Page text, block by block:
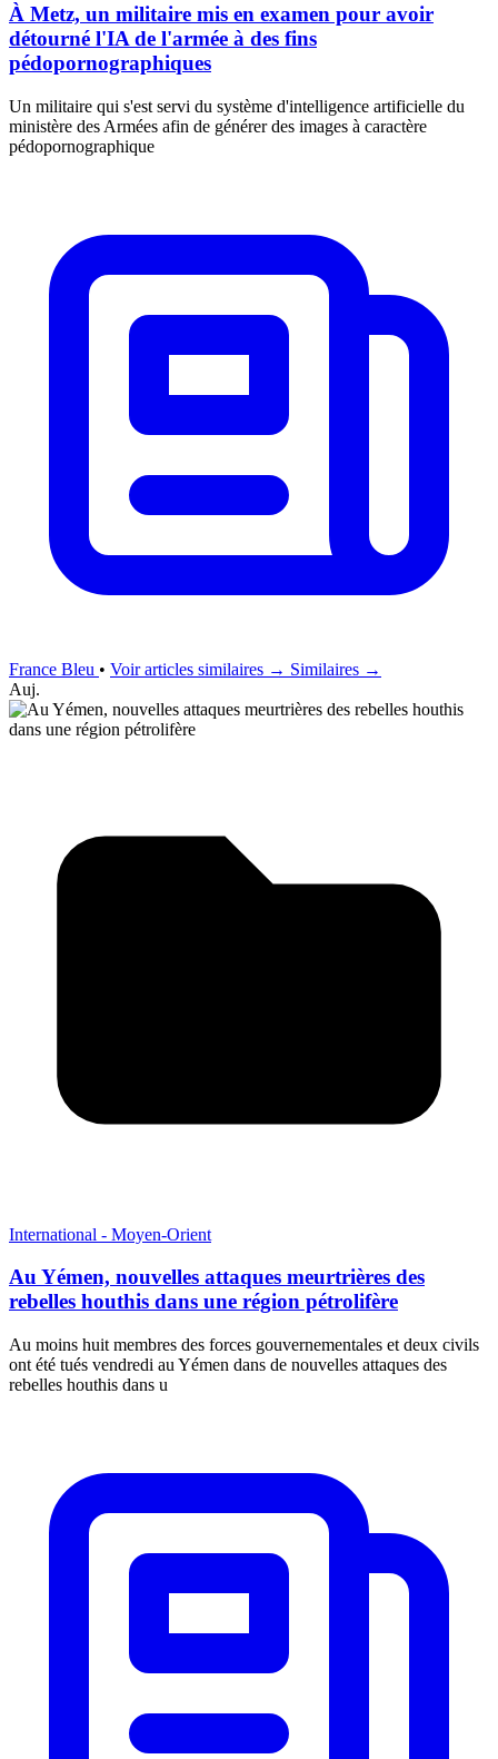
À Metz, un militaire mis en examen pour avoir
détourné l'IA de l'armée à des fins
pédopornographiques
Un militaire qui s'est servi du système d'intelligence artificielle du
ministère des Armées afin de générer des images à caractère
pédopornographique
France Bleu • Voir articles similaires → Similaires →
Auj.
International - Moyen-Orient
Au Yémen, nouvelles attaques meurtrières des
rebelles houthis dans une région pétrolifère
Au moins huit membres des forces gouvernementales et deux civils
ont été tués vendredi au Yémen dans de nouvelles attaques des
rebelles houthis dans u